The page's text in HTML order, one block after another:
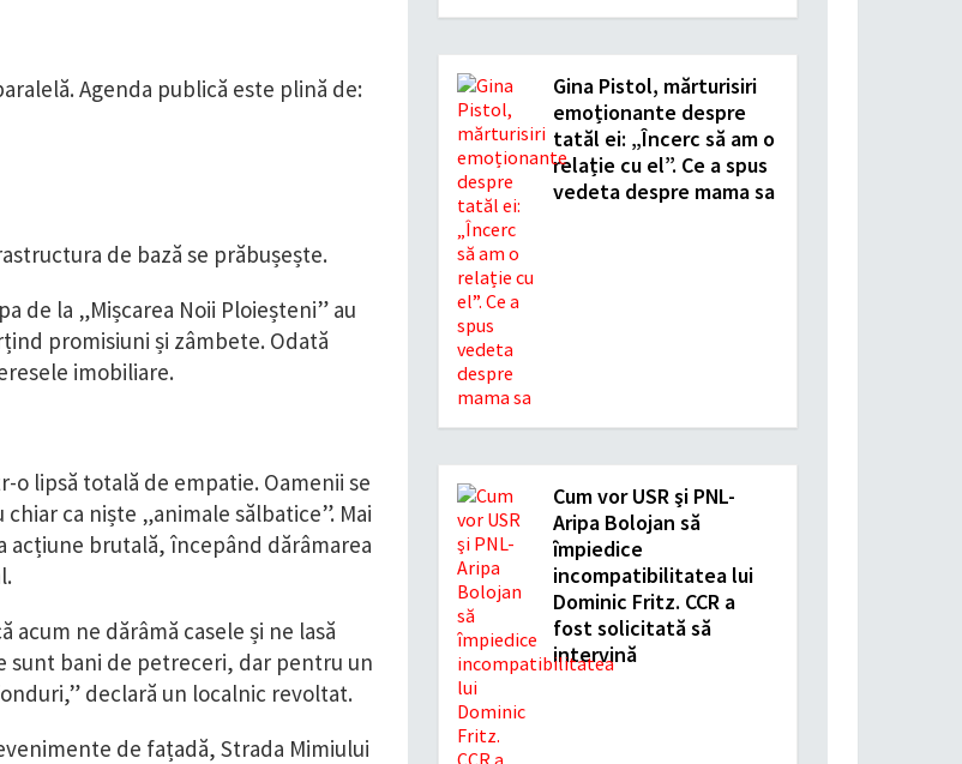
Agenda publică este plină de:
de bază se prăbușește.
de la „Mișcarea Noii Ploieșteni” au
promisiuni și zâmbete. Odată
imobiliare.
lipsă totală de empatie. Oamenii se
ca niște „animale sălbatice”. Mai
brutală, începând dărâmarea
acum ne dărâmă casele și ne lasă
sunt bani de petreceri, dar pentru un
declară un localnic revoltat.
de fațadă, Strada Mimiului
Gina Pistol, mărturisiri
emoționante despre
tatăl ei: „Încerc să am o
relație cu el”. Ce a spus
vedeta despre mama sa
Cum vor USR şi PNL-
Aripa Bolojan să
împiedice
incompatibilitatea lui
Dominic Fritz. CCR a
fost solicitată să
intervină